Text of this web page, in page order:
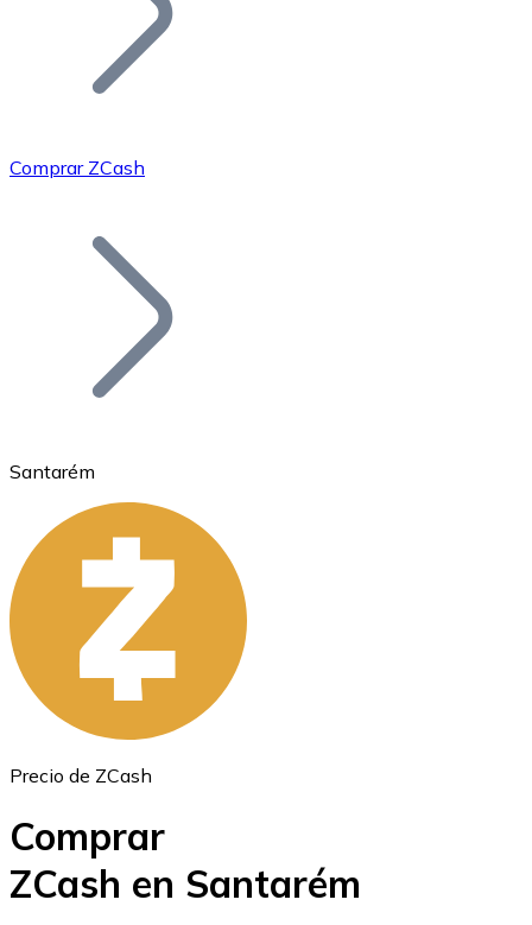
Bitcoin
Ethereum
ETH
Comprar ZCash
Santarém
Precio de ZCash
Comprar
ZCash en Santarém